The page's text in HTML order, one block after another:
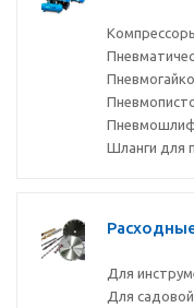
Шланги для
Для
Для